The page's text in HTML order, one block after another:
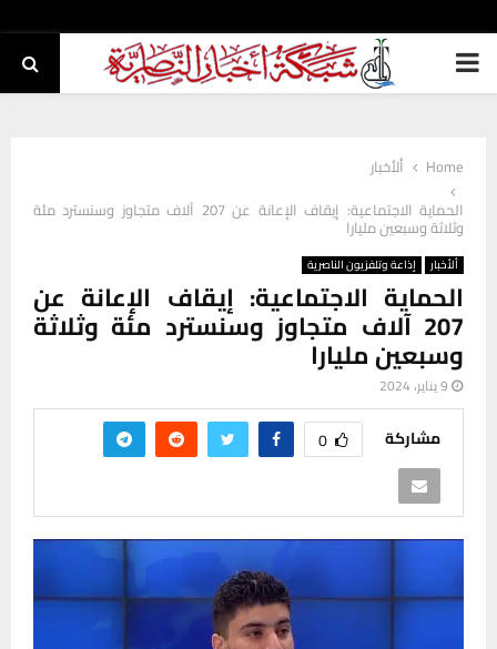
PRIMARY
Home
ألأخبار
الحماية الاجتماعية: إيقاف الإعانة عن 207 آلاف متجاوز وسنسترد مئة
وثلاثة وسبعين مليارا
ألأخبار إذاعة وتلفزيون الناصرية
الحماية الاجتماعية: إيقاف الإعانة عن
207 آلاف متجاوز وسنسترد مئة وثلاثة
وسبعين مليارا
9 يناير، 2024
مشاركة 0